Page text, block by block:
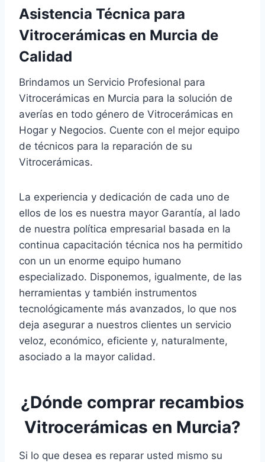
Asistencia Técnica para
Vitrocerámicas en Murcia de
Calidad
Brindamos un Servicio Profesional para
Vitrocerámicas en Murcia para la solución de
averías en todo género de Vitrocerámicas en
Hogar y Negocios. Cuente con el mejor equipo
de técnicos para la reparación de su
Vitrocerámicas.
La experiencia y dedicación de cada uno de
ellos de los es nuestra mayor Garantía, al lado
de nuestra política empresarial basada en la
continua capacitación técnica nos ha permitido
con un un enorme equipo humano
especializado. Disponemos, igualmente, de las
herramientas y también instrumentos
tecnológicamente más avanzados, lo que nos
deja asegurar a nuestros clientes un servicio
veloz, económico, eficiente y, naturalmente,
asociado a la mayor calidad.
¿Dónde comprar recambios
Vitrocerámicas en Murcia?
Si lo que desea es reparar usted mismo su